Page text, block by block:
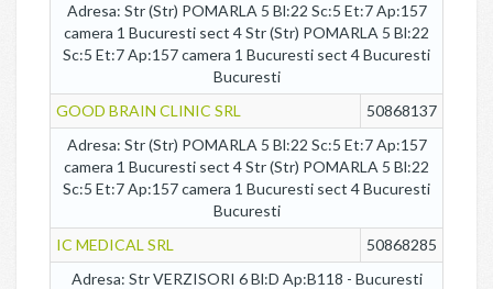
Adresa: Str (Str) POMARLA 5 Bl:22 Sc:5 Et:7 Ap:157
camera 1 Bucuresti sect 4 Str (Str) POMARLA 5 Bl:22
Sc:5 Et:7 Ap:157 camera 1 Bucuresti sect 4 Bucuresti
Bucuresti
GOOD BRAIN CLINIC SRL
50868137
Adresa: Str (Str) POMARLA 5 Bl:22 Sc:5 Et:7 Ap:157
camera 1 Bucuresti sect 4 Str (Str) POMARLA 5 Bl:22
Sc:5 Et:7 Ap:157 camera 1 Bucuresti sect 4 Bucuresti
Bucuresti
IC MEDICAL SRL
50868285
Adresa: Str VERZISORI 6 Bl:D Ap:B118 - Bucuresti